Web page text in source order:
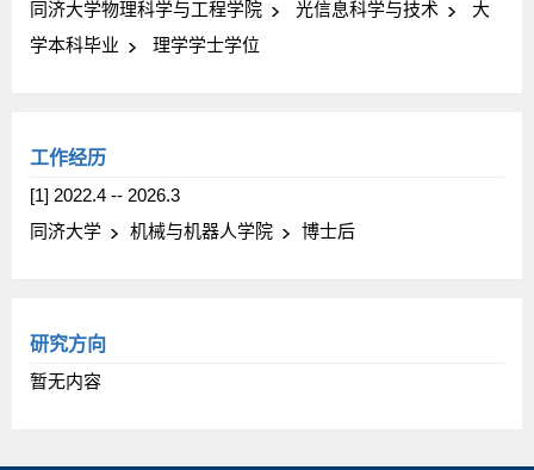
同济大学物理科学与工程学院
光信息科学与技术
大
学本科毕业
理学学士学位
工作经历
[1] 2022.4 -- 2026.3
同济大学
机械与机器人学院 博士后
研究方向
暂无内容